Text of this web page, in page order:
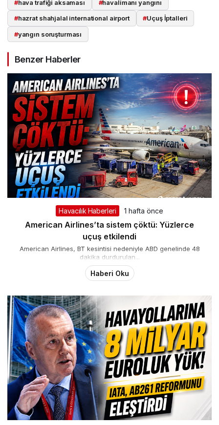
#hava trafiği aksaması #havalimanı yangını
#hazrat shahjalal international airport #Uçuş İptalleri
#yangın soruşturması
Benzer Haberler
Havacılık Haberleri 1 hafta önce
American Airlines’ta sistem çöktü: Yüzlerce
uçuş etkilendi
American Airlines, BT kesintisi nedeniyle ABD genelinde 48
dakika durdurulan...
Haberi Oku